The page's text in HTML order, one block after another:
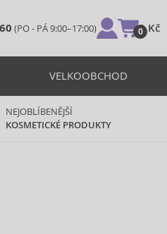
(PO - PÁ 9:00–17:00) 0
0 Kč
VELKOOBCHOD
NEJOBLÍBENĚJŠÍ
KOSMETICKÉ PRODUKTY